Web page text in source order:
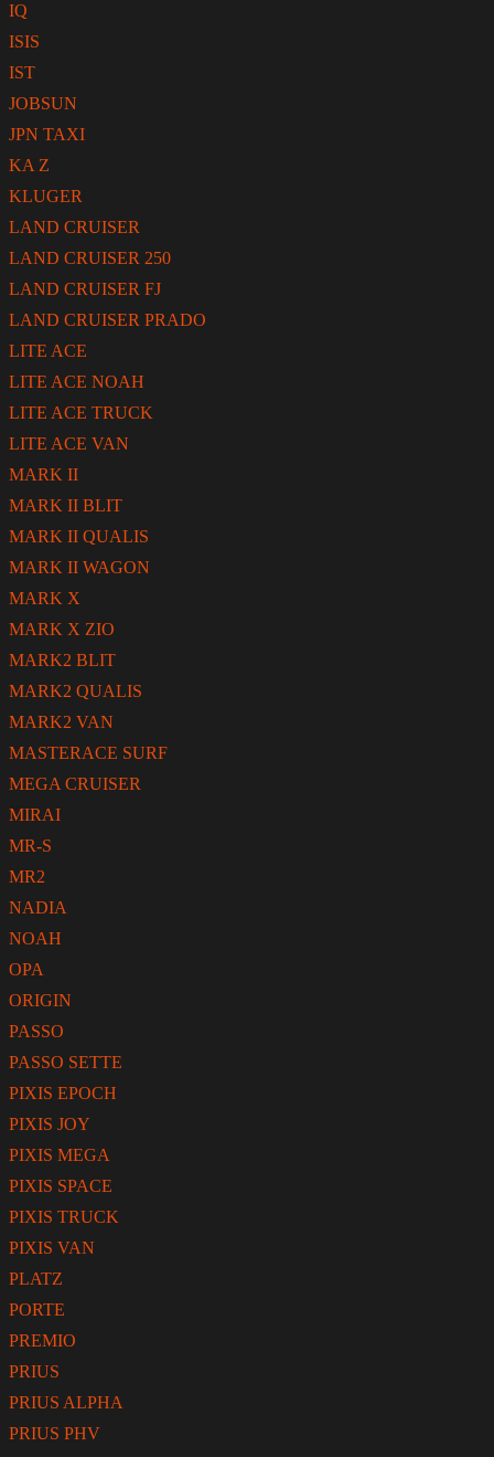
IQ
ISIS
IST
JOBSUN
JPN TAXI
KA Z
KLUGER
LAND CRUISER
LAND CRUISER 250
LAND CRUISER FJ
LAND CRUISER PRADO
LITE ACE
LITE ACE NOAH
LITE ACE TRUCK
LITE ACE VAN
MARK II
MARK II BLIT
MARK II QUALIS
MARK II WAGON
MARK X
MARK X ZIO
MARK2 BLIT
MARK2 QUALIS
MARK2 VAN
MASTERACE SURF
MEGA CRUISER
MIRAI
MR-S
MR2
NADIA
NOAH
OPA
ORIGIN
PASSO
PASSO SETTE
PIXIS EPOCH
PIXIS JOY
PIXIS MEGA
PIXIS SPACE
PIXIS TRUCK
PIXIS VAN
PLATZ
PORTE
PREMIO
PRIUS
PRIUS ALPHA
PRIUS PHV